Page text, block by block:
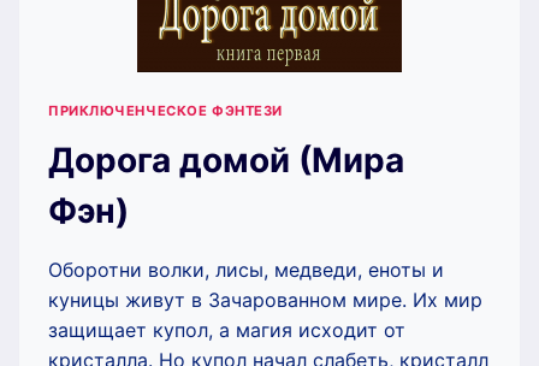
ПРИКЛЮЧЕНЧЕСКОЕ ФЭНТЕЗИ
Дорога домой (Мира
Фэн)
Оборотни волки, лисы, медведи, еноты и
куницы живут в Зачарованном мире. Их мир
защищает купол, а магия исходит от
кристалла. Но купол начал слабеть, кристалл